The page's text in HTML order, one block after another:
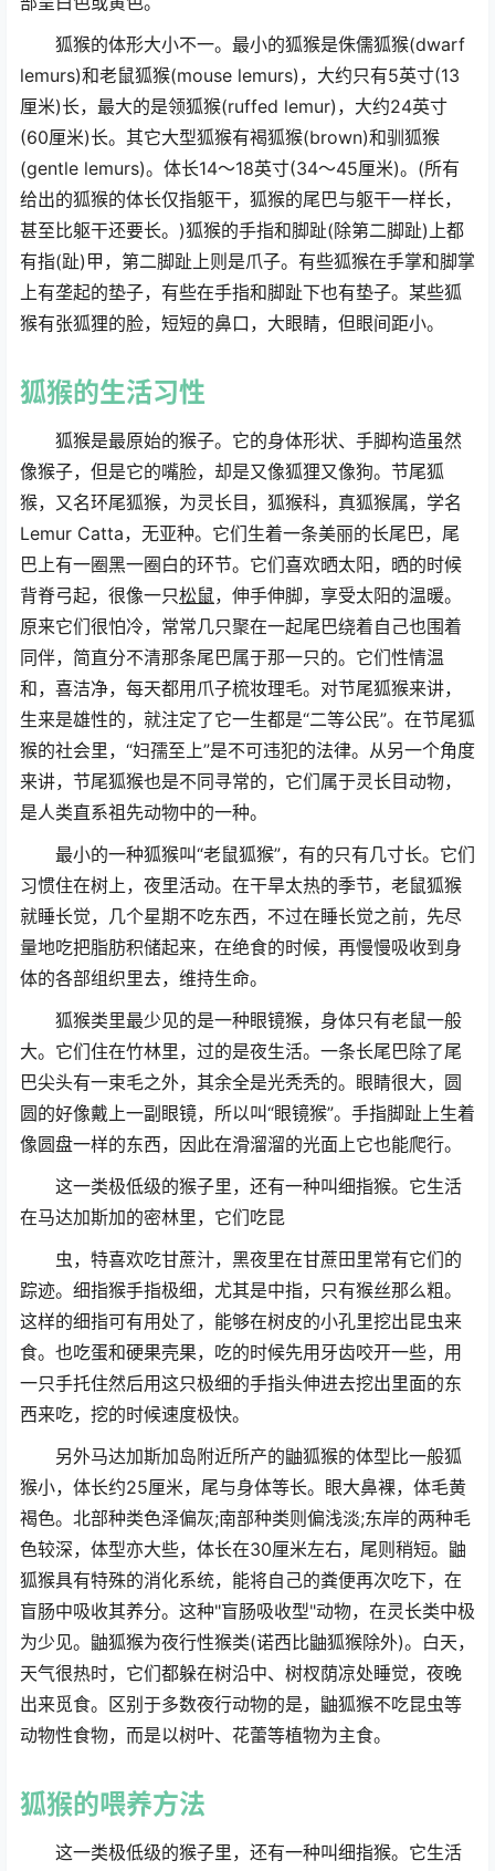
狐猴的体形大小不一。最小的狐猴是侏儒狐猴(dwarf
lemurs)和老鼠狐猴(mouse lemurs)，大约只有5英寸(13
厘米)长，最大的是领狐猴(ruffed lemur)，大约24英寸
(60厘米)长。其它大型狐猴有褐狐猴(brown)和驯狐猴
(gentle lemurs)。体长14～18英寸(34～45厘米)。(所有
给出的狐猴的体长仅指躯干，狐猴的尾巴与躯干一样长，
甚至比躯干还要长。)狐猴的手指和脚趾(除第二脚趾)上都
有指(趾)甲，第二脚趾上则是爪子。有些狐猴在手掌和脚掌
上有垄起的垫子，有些在手指和脚趾下也有垫子。某些狐
猴有张狐狸的脸，短短的鼻口，大眼睛，但眼间距小。
狐猴的生活习性
狐猴是最原始的猴子。它的身体形状、手脚构造虽然
像猴子，但是它的嘴脸，却是又像狐狸又像狗。节尾狐
猴，又名环尾狐猴，为灵长目，狐猴科，真狐猴属，学名
Lemur Catta，无亚种。它们生着一条美丽的长尾巴，尾
巴上有一圈黑一圈白的环节。它们喜欢晒太阳，晒的时候
背脊弓起，很像一只松鼠，伸手伸脚，享受太阳的温暖。
原来它们很怕冷，常常几只聚在一起尾巴绕着自己也围着
同伴，简直分不清那条尾巴属于那一只的。它们性情温
和，喜洁净，每天都用爪子梳妆理毛。对节尾狐猴来讲，
生来是雄性的，就注定了它一生都是“二等公民”。在节尾狐
猴的社会里，“妇孺至上”是不可违犯的法律。从另一个角度
来讲，节尾狐猴也是不同寻常的，它们属于灵长目动物，
是人类直系祖先动物中的一种。
最小的一种狐猴叫“老鼠狐猴”，有的只有几寸长。它们
习惯住在树上，夜里活动。在干旱太热的季节，老鼠狐猴
就睡长觉，几个星期不吃东西，不过在睡长觉之前，先尽
量地吃把脂肪积储起来，在绝食的时候，再慢慢吸收到身
体的各部组织里去，维持生命。
狐猴类里最少见的是一种眼镜猴，身体只有老鼠一般
大。它们住在竹林里，过的是夜生活。一条长尾巴除了尾
巴尖头有一束毛之外，其余全是光秃秃的。眼睛很大，圆
圆的好像戴上一副眼镜，所以叫“眼镜猴”。手指脚趾上生着
像圆盘一样的东西，因此在滑溜溜的光面上它也能爬行。
这一类极低级的猴子里，还有一种叫细指猴。它生活
在马达加斯加的密林里，它们吃昆
虫，特喜欢吃甘蔗汁，黑夜里在甘蔗田里常有它们的
踪迹。细指猴手指极细，尤其是中指，只有猴丝那么粗。
这样的细指可有用处了，能够在树皮的小孔里挖出昆虫来
食。也吃蛋和硬果壳果，吃的时候先用牙齿咬开一些，用
一只手托住然后用这只极细的手指头伸进去挖出里面的东
西来吃，挖的时候速度极快。
另外马达加斯加岛附近所产的鼬狐猴的体型比一般狐
猴小，体长约25厘米，尾与身体等长。眼大鼻裸，体毛黄
褐色。北部种类色泽偏灰;南部种类则偏浅淡;东岸的两种毛
色较深，体型亦大些，体长在30厘米左右，尾则稍短。鼬
狐猴具有特殊的消化系统，能将自己的粪便再次吃下，在
盲肠中吸收其养分。这种"盲肠吸收型"动物，在灵长类中极
为少见。鼬狐猴为夜行性猴类(诺西比鼬狐猴除外)。白天，
天气很热时，它们都躲在树沿中、树杈荫凉处睡觉，夜晚
出来觅食。区别于多数夜行动物的是，鼬狐猴不吃昆虫等
动物性食物，而是以树叶、花蕾等植物为主食。
狐猴的喂养方法
这一类极低级的猴子里，还有一种叫细指猴。它生活